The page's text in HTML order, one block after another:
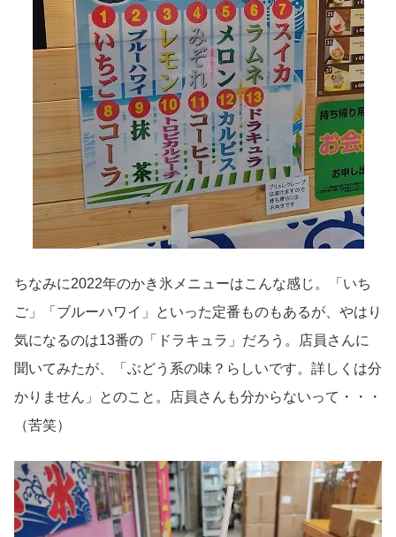
ちなみに2022年のかき氷メニューはこんな感じ。「いち
ご」「ブルーハワイ」といった定番ものもあるが、やはり
気になるのは13番の「ドラキュラ」だろう。店員さんに
聞いてみたが、「ぶどう系の味？らしいです。詳しくは分
かりません」とのこと。店員さんも分からないって・・・
（苦笑）